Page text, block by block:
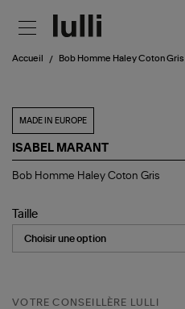
Accueil Bob Homme Haley Coton Gris
MADE IN EUROPE
ISABEL MARANT
Bob
Coton
Gris
Bob Homme Haley Coton Gris
Taille
VOTRE CONSEILLÈRE LULLI